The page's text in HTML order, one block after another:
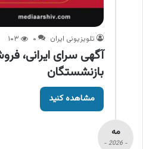
تلویزیونی ایران ۰ ۱۰۳
آگهی سرای ایرانی،
بازنشستگان
مشاهده کنید
مه
- 2026 -